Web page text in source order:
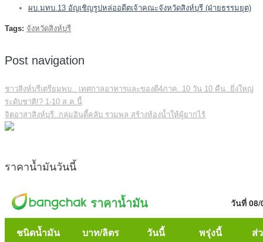
ผบ.มทบ.13 อัญเชิญรูปหล่ออดีตเจ้าคณะจังหวัดสิงห์บุรี (ฝ่ายธรรมยุต)
Tags: จังหวัดสิงห์บุรี
Post navigation
ชาวสิงห์บุรีเตรียมพบ.. เทศกาลอาหารและของดี4ภาค..10 วัน 10 คืน..ยิ่งใหญ่
ระดับชาติ!? 1-10 ส.ค.นี้
จิตอาสาสิงห์บุรี..กลุ่มอินดี้คลับ รวมพล สร้างห้องน้ำให้ผู้ยากไร้
ราคาน้ำมันวันนี้